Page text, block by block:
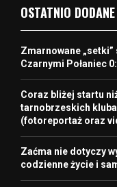
OSTATNIO DODANE
Zmarnowane „setki”
Czarnymi Połaniec
Coraz bliżej startu
tarnobrzeskich
(fotoreportaż oraz
Zaćma nie dotyczy
codzienne życie i